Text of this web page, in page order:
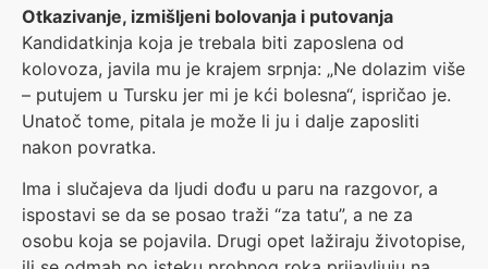
Otkazivanje, izmišljeni bolovanja i putovanja
Kandidatkinja koja je trebala biti zaposlena od
kolovoza, javila mu je krajem srpnja: „Ne dolazim više
– putujem u Tursku jer mi je kći bolesna“, ispričao je.
Unatoč tome, pitala je može li ju i dalje zaposliti
nakon povratka.
Ima i slučajeva da ljudi dođu u paru na razgovor, a
ispostavi se da se posao traži “za tatu”, a ne za
osobu koja se pojavila. Drugi opet lažiraju životopise,